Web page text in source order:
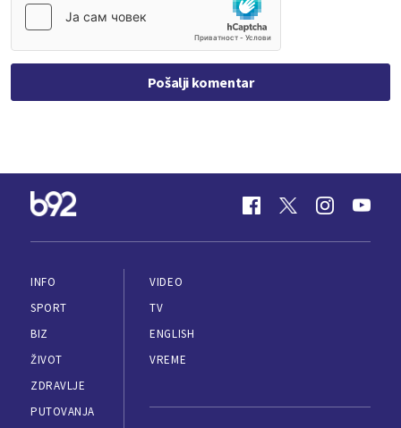
Pošalji komentar
INFO
SPORT
BIZ
ŽIVOT
ZDRAVLJE
PUTOVANJA
VIDEO
TV
ENGLISH
VREME